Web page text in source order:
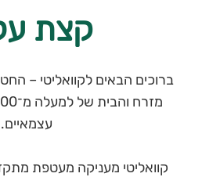
קצת
ברוכים הבאים לקוואליטי –
עצמאיים.
קוואליטי מעניקה מעטפת